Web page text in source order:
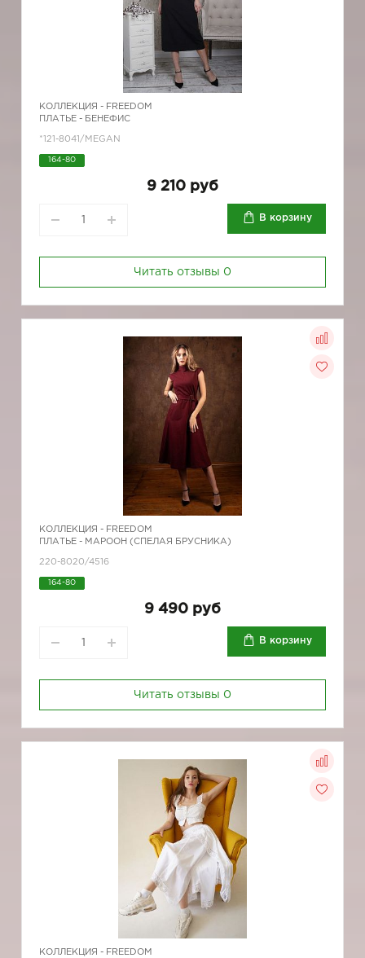
КОЛЛЕКЦИЯ - FREEDOM
ПЛАТЬЕ - БЕНЕФИС
*121-8041/MEGAN
164-80
9 210 руб
В корзину
Читать отзывы 0
КОЛЛЕКЦИЯ - FREEDOM
ПЛАТЬЕ - МАРООН (СПЕЛАЯ БРУСНИКА)
220-8020/4516
164-80
9 490 руб
В корзину
Читать отзывы 0
КОЛЛЕКЦИЯ - FREEDOM